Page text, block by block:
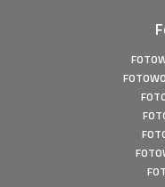
Fotowoltaika
Fotowoltaika Biadki -
Fotowoltaika
Fotowoltaika Uście -